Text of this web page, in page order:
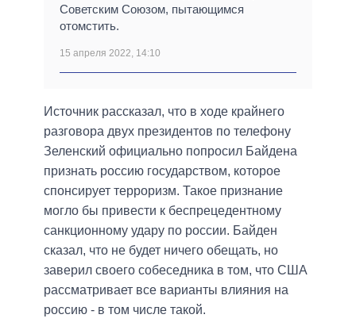
Советским Союзом, пытающимся
отомстить.
15 апреля 2022, 14:10
Источник рассказал, что в ходе крайнего
разговора двух президентов по телефону
Зеленский официально попросил Байдена
признать россию государством, которое
спонсирует терроризм. Такое признание
могло бы привести к беспрецедентному
санкционному удару по россии. Байден
сказал, что не будет ничего обещать, но
заверил своего собеседника в том, что США
рассматривает все варианты влияния на
россию - в том числе такой.